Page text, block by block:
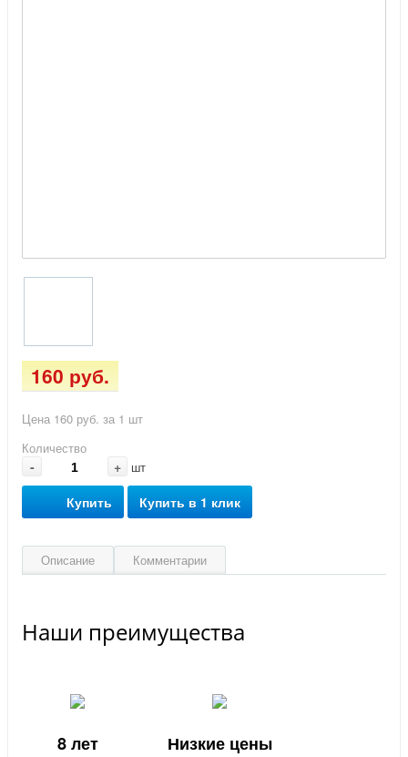
160 руб.
Цена 160 руб. за 1 шт
Количество
- + шт
Купить Купить в 1 клик
Описание Комментарии
Наши преимущества
8 лет Низкие цены